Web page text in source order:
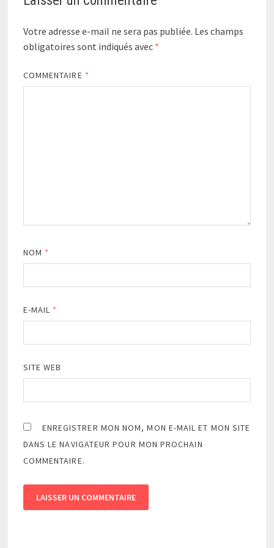
Votre adresse e-mail ne sera pas publiée. Les champs
obligatoires sont indiqués avec *
COMMENTAIRE *
NOM *
E-MAIL *
SITE WEB
ENREGISTRER MON NOM, MON E-MAIL ET MON SITE
DANS LE NAVIGATEUR POUR MON PROCHAIN
COMMENTAIRE.